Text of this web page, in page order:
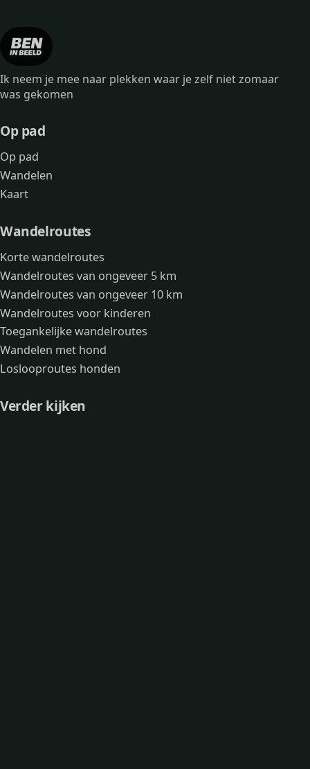
Ik neem je mee naar plekken waar je zelf niet zomaar
was gekomen
Op pad
Op pad
Wandelen
Kaart
Wandelroutes
Korte wandelroutes
Wandelroutes van ongeveer 5 km
Wandelroutes van ongeveer 10 km
Wandelroutes voor kinderen
Toegankelijke wandelroutes
Wandelen met hond
Loslooproutes honden
Verder kijken